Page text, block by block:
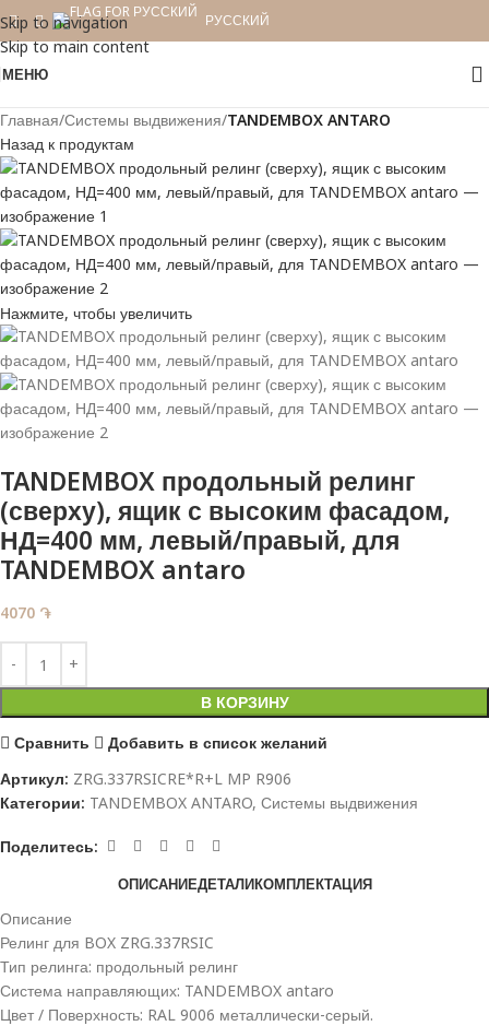
Skip to navigation
Skip to main content
РУССКИЙ
МЕНЮ
Главная Системы выдвижения TANDEMBOX ANTARO
Назад к продуктам
Нажмите, чтобы увеличить
TANDEMBOX продольный релинг
(сверху), ящик с высоким фасадом,
НД=400 мм, левый/правый, для
TANDEMBOX antaro
4070 ֏
В КОРЗИНУ
Сравнить
Добавить в список желаний
Артикул: ZRG.337RSICRE*R+L MP R906
Категории: TANDEMBOX ANTARO, Системы выдвижения
Поделитесь:
ОПИСАНИЕДЕТАЛИКОМПЛЕКТАЦИЯ
Описание
Релинг для BOX ZRG.337RSIC
Тип релинга: продольный релинг
Система направляющих: TANDEMBOX antaro
Цвет / Поверхность: RAL 9006 металлически-серый.